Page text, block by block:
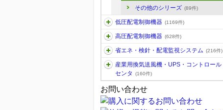
その他のシリーズ (89件)
低圧配電制御機器 (1169件)
高圧配電制御機器 (628件)
省エネ・検針・配電監視システム (216件)
産業用換気送風機・UPS・コントロール
センタ
(160件)
お問い合わせ